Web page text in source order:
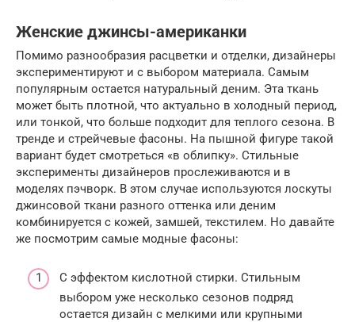
Женские джинсы-американки
Помимо разнообразия расцветки и отделки, дизайнеры
экспериментируют и с выбором материала. Самым
популярным остается натуральный деним. Эта ткань
может быть плотной, что актуально в холодный период,
или тонкой, что больше подходит для теплого сезона. В
тренде и стрейчевые фасоны. На пышной фигуре такой
вариант будет смотреться «в облипку». Стильные
эксперименты дизайнеров прослеживаются и в
моделях пэчворк. В этом случае используются лоскуты
джинсовой ткани разного оттенка или деним
комбинируется с кожей, замшей, текстилем. Но давайте
же посмотрим самые модные фасоны:
С эффектом кислотной стирки. Стильным
выбором уже несколько сезонов подряд
остается дизайн с мелкими или крупными